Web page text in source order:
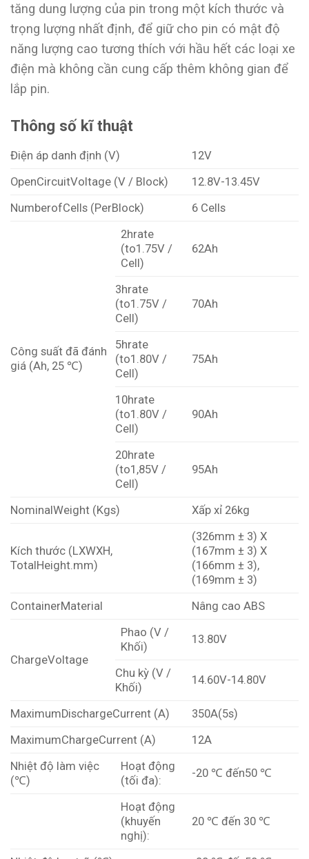
tăng dung lượng của pin trong một kích thước và
trọng lượng nhất định, để giữ cho pin có mật độ
năng lượng cao tương thích với hầu hết các loại xe
điện mà không cần cung cấp thêm không gian để
lắp pin.
Thông số kĩ thuật
Điện áp danh định (V)
12V
OpenCircuitVoltage (V / Block)
12.8V-13.45V
NumberofCells (PerBlock)
6 Cells
Công suất đã đánh
giá (Ah, 25 ℃)
2hrate
(to1.75V /
Cell)
62Ah
3hrate
(to1.75V /
Cell)
70Ah
5hrate
(to1.80V /
Cell)
75Ah
10hrate
(to1.80V /
Cell)
90Ah
20hrate
(to1,85V /
Cell)
95Ah
NominalWeight (Kgs) Xấp xỉ 26kg
Kích thước (LXWXH,
TotalHeight.mm)
(326mm ± 3) X
(167mm ± 3) X
(166mm ± 3),
(169mm ± 3)
ContainerMaterial
Nâng cao ABS
ChargeVoltage
Phao (V /
Khối)
13.80V
Chu kỳ (V /
Khối)
14.60V-14.80V
MaximumDischargeCurrent (A)
350A(5s)
MaximumChargeCurrent (A)
12A
Nhiệt độ làm việc
(℃)
Hoạt động
(tối đa):
-20 ℃ đến50 ℃
Hoạt động
(khuyến
nghị):
20 ℃ đến 30 ℃